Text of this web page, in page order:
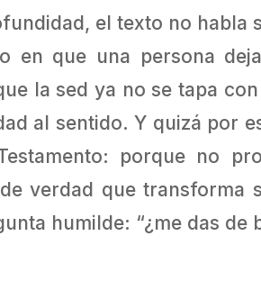
el texto no habla
en que una persona
la sed ya no se tapa
al sentido. Y quizá por
porque no
verdad que transforma
humilde: “¿me das de